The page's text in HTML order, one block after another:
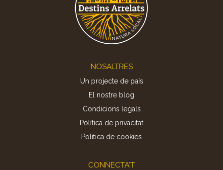
NOSALTRES
Un projecte de país
El nostre blog
Condicions legals
Política de privacitat
Politica de cookies
CONNECTA'T